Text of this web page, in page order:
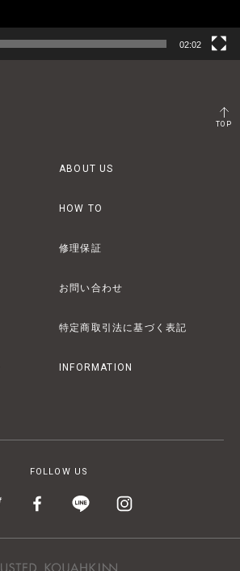
02:02
TOP
ABOUT US
HOW TO
修理保証
お問い合わせ
特定商取引法に基づく表記
INFORMATION
FOLLOW US